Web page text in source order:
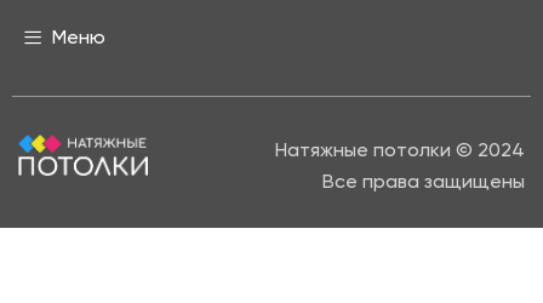
Меню
Натяжные потолки © 2024
Все права защищены